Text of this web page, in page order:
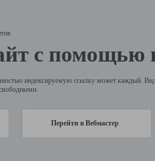
с помощью
индексируемую ссылку может каждый.
Перейти в Вебмастер